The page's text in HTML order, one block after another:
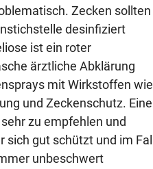
Zecken sollten
desinfiziert
ist ein roter
ärztliche Abklärung
mit Wirkstoffen wie
und Zeckenschutz. Eine
zu empfehlen und
gut schützt und im Fall
unbeschwert